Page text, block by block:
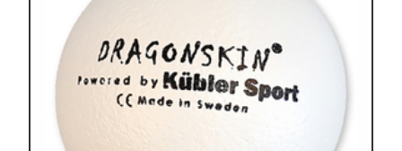
Fussball • Handballtore
Hockey • Tchouk • Funball
Kampfsport
Klettern & Bouldern